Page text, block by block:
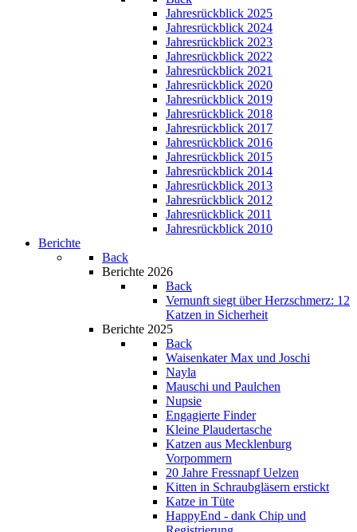
Jahresrückblick 2025
Jahresrückblick 2024
Jahresrückblick 2023
Jahresrückblick 2022
Jahresrückblick 2021
Jahresrückblick 2020
Jahresrückblick 2019
Jahresrückblick 2018
Jahresrückblick 2017
Jahresrückblick 2016
Jahresrückblick 2015
Jahresrückblick 2014
Jahresrückblick 2013
Jahresrückblick 2012
Jahresrückblick 2011
Jahresrückblick 2010
Berichte
Back
Berichte 2026
Back
Vernunft siegt über Herzschmerz: 12
Katzen in Sicherheit
Berichte 2025
Back
Waisenkater Max und Joschi
Nayla
Mauschi und Paulchen
Nupsie
Engagierte Finder
Kleine Plaudertasche
Katzen aus Mecklenburg
Vorpommern
20 Jahre Fressnapf Uelzen
Kitten in Schraubgläsern erstickt
Katze in Tüte
HappyEnd - dank Chip und